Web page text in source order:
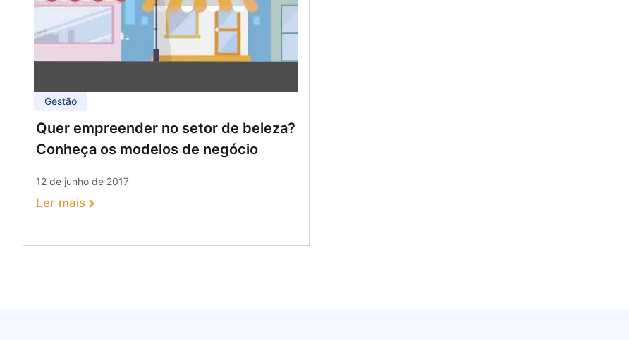
Gestão
Quer empreender no setor de beleza?
Conheça os modelos de negócio
12 de junho de 2017
Ler mais